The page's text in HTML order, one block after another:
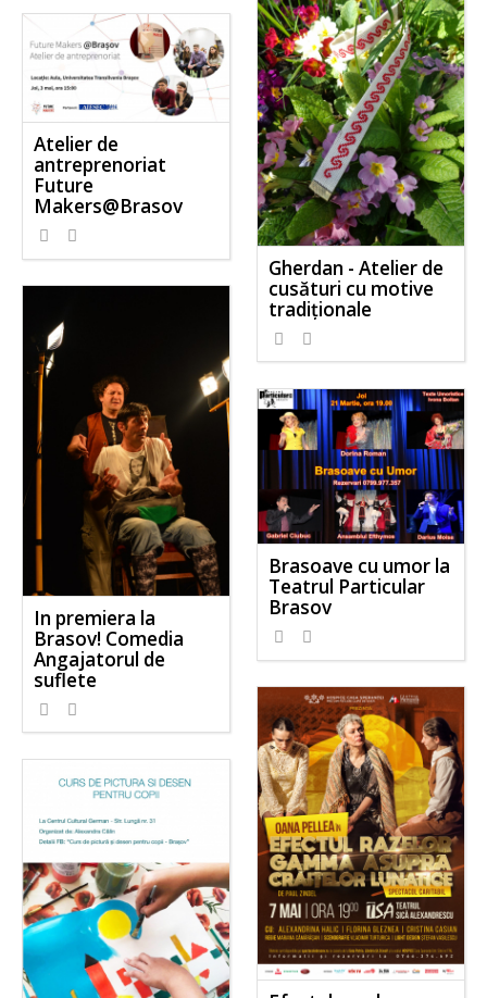
Gherdan - Atelier de
cusături cu motive
tradiționale
Atelier de
antreprenoriat
Future
Makers@Brasov
In premiera la
Brasov! Comedia
Angajatorul de
suflete
Brasoave cu umor la
Teatrul Particular
Brasov